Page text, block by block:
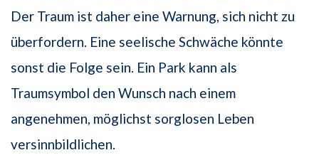
Der Traum ist daher eine Warnung, sich nicht zu
überfordern. Eine seelische Schwäche könnte
sonst die Folge sein. Ein Park kann als
Traumsymbol den Wunsch nach einem
angenehmen, möglichst sorglosen Leben
versinnbildlichen.